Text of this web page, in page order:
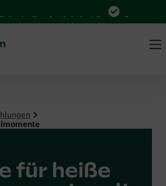
bei Ihrer Apotheke bestellen Bequem